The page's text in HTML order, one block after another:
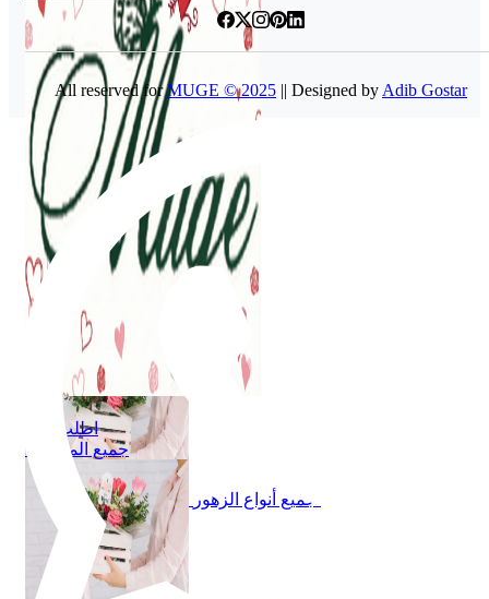
اطلب الان
جميع المنتجات
جميع أنواع الزهور
باقة من الزهور
اطلب الان
جميع المنتجات
All reserved forMUGE © 2025 || Designed by Adib Gostar